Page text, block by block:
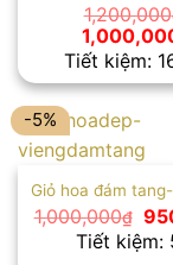
1,200,000
Giá
gốc
là:
Tiết kiệm:
-5%
Giỏ hoa đám
1,000,000₫ Giá
là:
Tiết kiệm: